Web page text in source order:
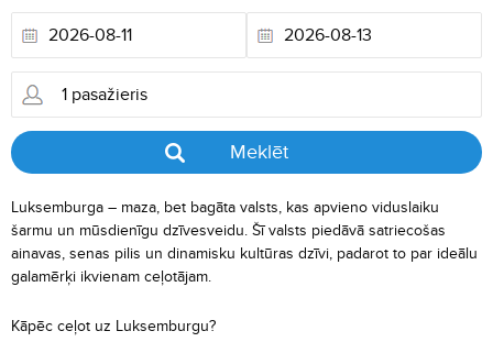
Meklēt
Luksemburga – maza, bet bagāta valsts, kas apvieno viduslaiku
šarmu un mūsdienīgu dzīvesveidu. Šī valsts piedāvā satriecošas
ainavas, senas pilis un dinamisku kultūras dzīvi, padarot to par ideālu
galamērķi ikvienam ceļotājam.
Kāpēc ceļot uz Luksemburgu?